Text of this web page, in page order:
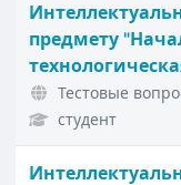
предмету
Тестовые
студент